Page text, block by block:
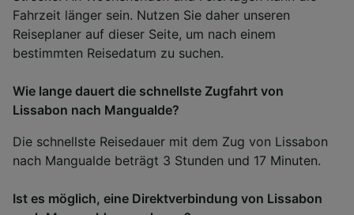
Fahrzeit länger sein. Nutzen Sie daher unseren
Reiseplaner auf dieser Seite, um nach einem
bestimmten Reisedatum zu suchen.
Wie lange dauert die schnellste Zugfahrt von
Lissabon nach Mangualde?
Die schnellste Reisedauer mit dem Zug von Lissabon
nach Mangualde beträgt 3 Stunden und 17 Minuten.
Ist es möglich, eine Direktverbindung von Lissabon